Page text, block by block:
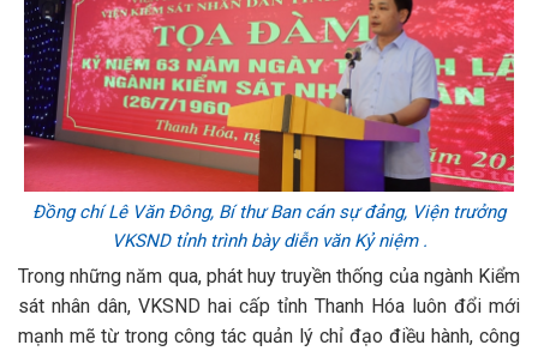
Đồng chí Lê Văn Đông, Bí thư Ban cán sự đảng, Viện trưởng
VKSND tỉnh trình bày diễn văn Kỷ niệm.
Trong những năm qua, phát huy truyền thống của ngành Kiểm
sát nhân dân, VKSND hai cấp tỉnh Thanh Hóa luôn đổi mới
mạnh mẽ từ trong công tác quản lý chỉ đạo điều hành, công